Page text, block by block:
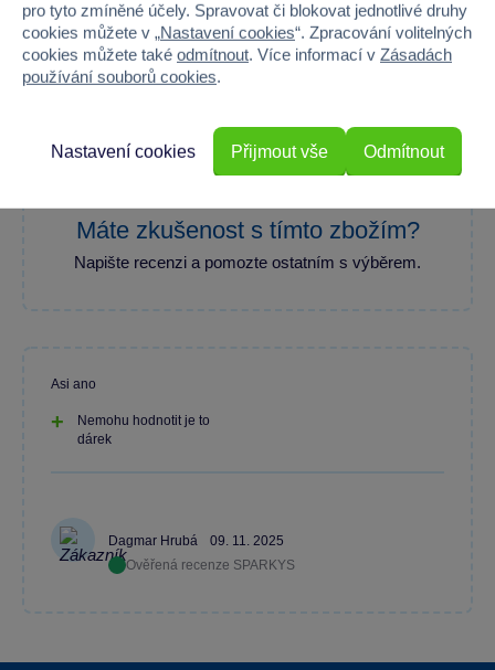
90 %
100 % zákazníků doporučuje
Máte zkušenost s tímto zbožím?
Napište recenzi a pomozte ostatním s výběrem.
Dagmar Hrubá
09. 11. 2025
Ověřená recenze SPARKYS
Asi ano
Nemohu hodnotit je to
dárek
pro tyto zmíněné účely. Spravovat či blokovat jednotlivé druhy
cookies můžete v „Nastavení cookies“. Zpracování volitelných
cookies můžete také odmítnout. Více informací v Zásadách
používání souborů cookies.
Odmítnout
Nastavení cookies Přijmout vše